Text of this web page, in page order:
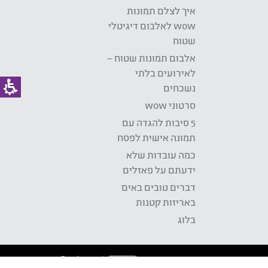
איך לצלם תמונות
wow לאלבום דיגיטלי
שטוח
אלבום תמונות שטוח –
לאירועים בלתי
נשכחים
סרטוני wow
5 סיבות להגדה עם
תמונה אישית לפסח
כמה עובדות שלא
ידעתם על פאזלים
דברים טובים באים
באריזות קטנות
בלוג
Development: